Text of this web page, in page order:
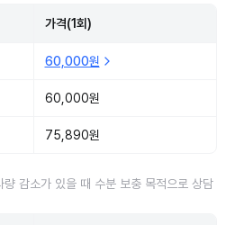
가격(1회)
60,000원
60,000원
75,890원
감소가 있을 때 수분 보충 목적으로 상담